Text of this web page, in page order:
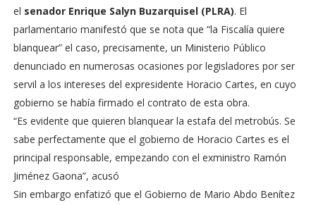
el senador Enrique Salyn Buzarquisel (PLRA). El
parlamentario manifestó que se nota que “la Fiscalía quiere
blanquear” el caso, precisamente, un Ministerio Público
denunciado en numerosas ocasiones por legisladores por ser
servil a los intereses del expresidente Horacio Cartes, en cuyo
gobierno se había firmado el contrato de esta obra.
“Es evidente que quieren blanquear la estafa del metrobús. Se
sabe perfectamente que el gobierno de Horacio Cartes es el
principal responsable, empezando con el exministro Ramón
Jiménez Gaona”, acusó
Sin embargo enfatizó que el Gobierno de Mario Abdo Benítez